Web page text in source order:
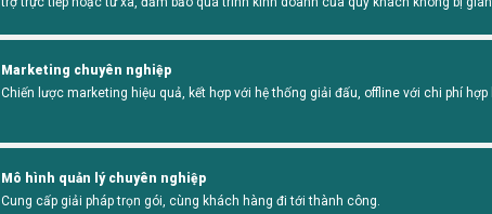
Marketing chuyên nghiệp
Chiến lược marketing hiệu quả, kết hợp với hệ thống giải đấu, offline với chi phí hợp
Mô hình quản lý chuyên nghiệp
Cung cấp giải pháp trọn gói, cùng khách hàng đi tới thành công.